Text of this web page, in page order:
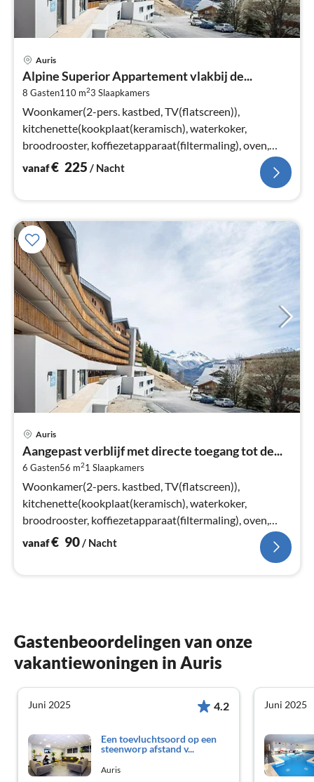
Auris
Alpine Superior Appartement vlakbij de...
8 Gasten110 m23 Slaapkamers
Woonkamer(2-pers. kastbed, TV(flatscreen)),
kitchenette(kookplaat(keramisch), waterkoker,
broodrooster, koffiezetapparaat(filtermaling), oven,
magnetron, afwasmachine, koelkast)
vanaf€ 225 / Nacht
Auris
Aangepast verblijf met directe toegang tot de...
6 Gasten56 m21 Slaapkamers
Woonkamer(2-pers. kastbed, TV(flatscreen)),
kitchenette(kookplaat(keramisch), waterkoker,
broodrooster, koffiezetapparaat(filtermaling), oven,
magnetron, afwasmachine, koelkast)
vanaf€ 90/ Nacht
Gastenbeoordelingen van onze
vakantiewoningen in Auris
Juni 2025 4.2
Een toevluchtsoord op een
steenworp afstand v...
Auris
Juni 2025